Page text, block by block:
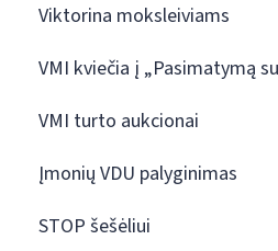
Viktorina moksleiviams
VMI kviečia į „Pasimatymą
VMI turto aukcionai
Įmonių VDU palyginimas
STOP šešėliui